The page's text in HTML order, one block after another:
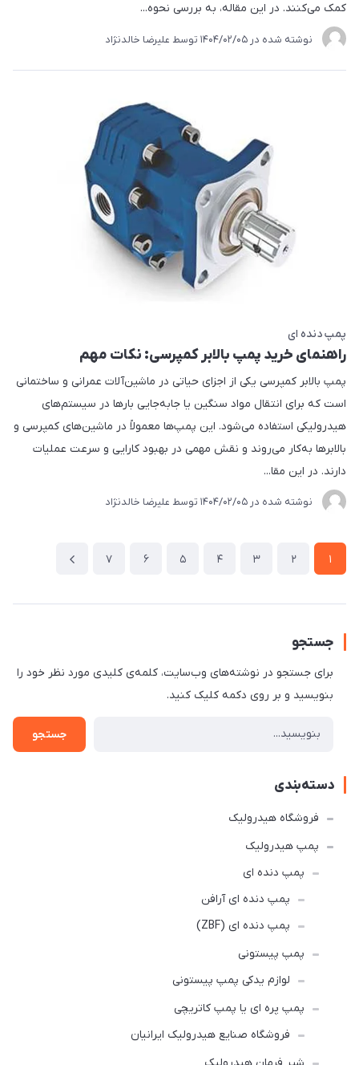
کمک می‌کنند. در این مقاله، به بررسی نحوه...
نوشته شده در 1404/02/05 توسط علیرضا خالدنژاد
پمپ دنده ای
راهنمای خرید پمپ بالابر کمپرسی: نکات مهم
پمپ بالابر کمپرسی یکی از اجزای حیاتی در ماشین‌آلات عمرانی و ساختمانی
است که برای انتقال مواد سنگین یا جابه‌جایی بارها در سیستم‌های
هیدرولیکی استفاده می‌شود. این پمپ‌ها معمولاً در ماشین‌های کمپرسی و
بالابرها به‌کار می‌روند و نقش مهمی در بهبود کارایی و سرعت عملیات
دارند. در این مقا...
نوشته شده در 1404/02/05 توسط علیرضا خالدنژاد
1
2
3
4
5
6
7
جستجو
برای جستجو در نوشته‌های وب‌سایت، کلمه‌ی کلیدی مورد نظر خود را
بنویسید و بر روی دکمه کلیک کنید.
جستجو
دسته‌بندی
فروشگاه هیدرولیک
پمپ هیدرولیک
پمپ دنده ای
پمپ دنده ای آرافن
پمپ دنده ای (ZBF)
پمپ پیستونی
لوازم یدکی پمپ پیستونی
پمپ پره ای یا پمپ کاتریچی
فروشگاه صنایع هیدرولیک ایرانیان